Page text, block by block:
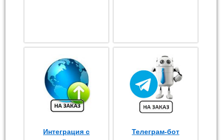
Интеграция с
Телеграм-бот